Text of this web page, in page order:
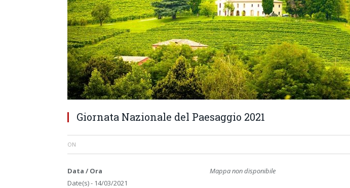
Giornata Nazionale del Paesaggio 2021
ON
Mappa non disponibile
Data / Ora
Date(s) - 14/03/2021